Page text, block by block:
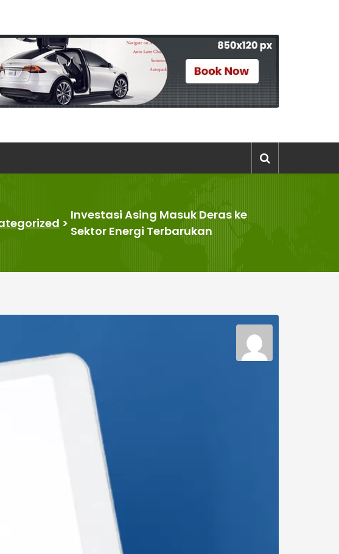
>
Investasi Asing Masuk Deras ke
Sektor Energi Terbarukan